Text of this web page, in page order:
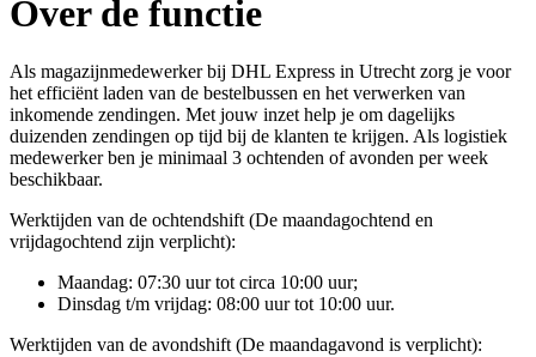
Over de functie
Als magazijnmedewerker bij DHL Express in Utrecht zorg je voor
het efficiënt laden van de bestelbussen en het verwerken van
inkomende zendingen. Met jouw inzet help je om dagelijks
duizenden zendingen op tijd bij de klanten te krijgen. Als logistiek
medewerker ben je minimaal 3 ochtenden of avonden per week
beschikbaar.
Werktijden van de ochtendshift (De maandagochtend en
vrijdagochtend zijn verplicht):
Maandag: 07:30 uur tot circa 10:00 uur;
Dinsdag t/m vrijdag: 08:00 uur tot 10:00 uur.
Werktijden van de avondshift (De maandagavond is verplicht):